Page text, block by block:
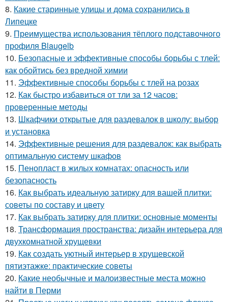
8. Какие старинные улицы и дома сохранились в
Липецке
9. Преимущества использования тёплого подставочного
профиля Blaugelb
10. Безопасные и эффективные способы борьбы с тлей:
как обойтись без вредной химии
11. Эффективные способы борьбы с тлей на розах
12. Как быстро избавиться от тли за 12 часов:
проверенные методы
13. Шкафчики открытые для раздевалок в школу: выбор
и установка
14. Эффективные решения для раздевалок: как выбрать
оптимальную систему шкафов
15. Пенопласт в жилых комнатах: опасность или
безопасность
16. Как выбрать идеальную затирку для вашей плитки:
советы по составу и цвету
17. Как выбрать затирку для плитки: основные моменты
18. Трансформация пространства: дизайн интерьера для
двухкомнатной хрущевки
19. Как создать уютный интерьер в хрущевской
пятиэтажке: практические советы
20. Какие необычные и малоизвестные места можно
найти в Перми